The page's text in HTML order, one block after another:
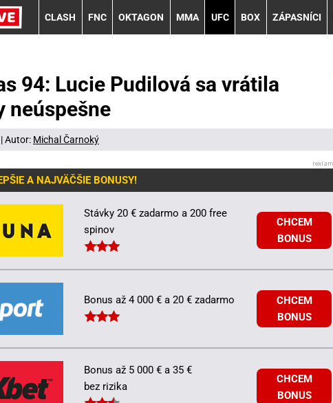
CLASH FNC OKTAGON MMA UFC BOX ZÁPASNÍCI
94: Lucie Pudilová sa vrátila
neúspešne
Autor: Michal Čarnoký
A NAJVÄČŠIE BONUSY!
Stávky 20 € zadarmo a 200 free
spinov
CHCEM
BONUS
Bonus až 4 000 € a 20 € zadarmo
CHCEM
BONUS
Bonus až 5 000 € a 35 €
bez rizika
CHCEM
BONUS